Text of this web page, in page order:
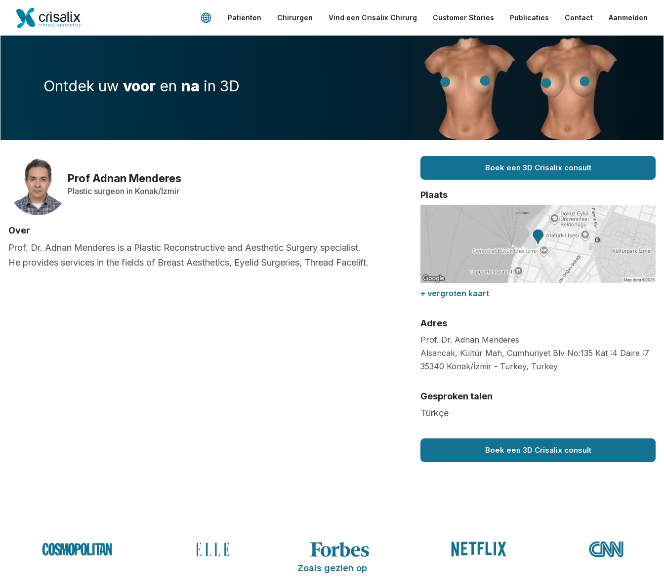
Patiënten Chirurgen Vind een Crisalix Chirurg Customer Stories Publicaties Contact Aanmelden
Ontdek uw voor en na in 3D
Prof Adnan Menderes
Plastic surgeon in Konak/İzmir
Over
Prof. Dr. Adnan Menderes is a Plastic Reconstructive and Aesthetic Surgery specialist.
He provides services in the fields of Breast Aesthetics, Eyelid Surgeries, Thread Facelift.
Boek een 3D Crisalix consult
Plaats
+ vergroten kaart
Adres
Prof. Dr. Adnan Menderes
Alsancak, Kültür Mah, Cumhuriyet Blv No:135 Kat :4 Daire :7
35340 Konak/İzmir - Turkey, Turkey
Gesproken talen
Türkçe
Boek een 3D Crisalix consult
Zoals gezien op